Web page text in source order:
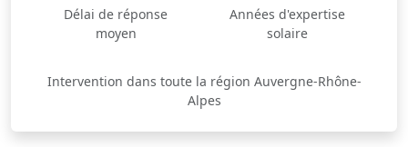
Délai de réponse
moyen
Années d'expertise
solaire
Intervention dans toute la région Auvergne-Rhône-
Alpes